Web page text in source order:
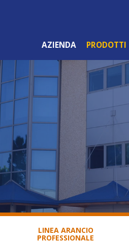
AZIENDA PRODOTTI
LINEA ARANCIO
PROFESSIONALE
PROFESSIONALE